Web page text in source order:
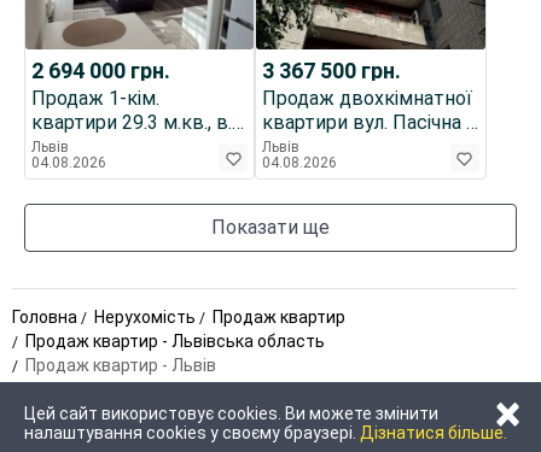
2 694 000 грн.
Продаж 1-кім.
квартири 29.3 м.кв., в.
Сосюри
Львів
04.08.2026
3 367 500 грн.
Продаж двохкімнатної
квартири вул. Пасічна /
Личаківська
Львів
04.08.2026
Показати ще
Головна Нерухомість
Продаж квартир
Продаж квартир - Львівська область
Продаж квартир - Львів
Цей сайт використовує cookies. Ви можете змінити
налаштування cookies у своєму браузері. Дізнатися більше.×